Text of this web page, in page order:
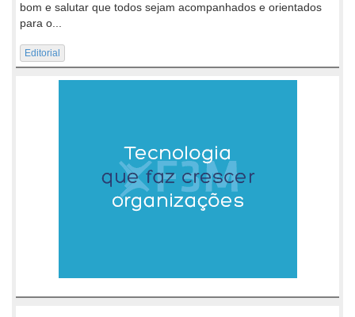
bom e salutar que todos sejam acompanhados e orientados
para o...
Editorial